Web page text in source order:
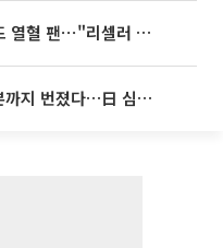
'차쥐뿔' 이준영, 포켓몬 카드 열혈 팬⋯"리셀러 처단할 것"
축구협회 '성 접대 의혹' 일본까지 번졌다…日 심판 실명 공개